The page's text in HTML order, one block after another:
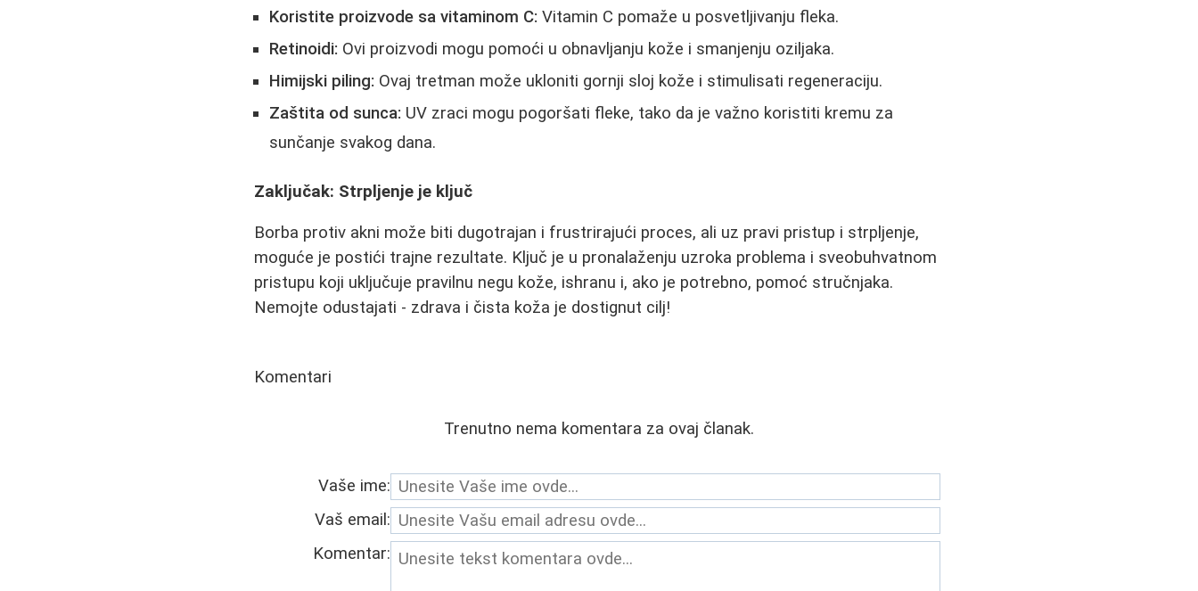
Koristite proizvode sa vitaminom C: Vitamin C pomaže u posvetljivanju fleka.
Retinoidi: Ovi proizvodi mogu pomoći u obnavljanju kože i smanjenju oziljaka.
Himijski piling: Ovaj tretman može ukloniti gornji sloj kože i stimulisati regeneraciju.
Zaštita od sunca: UV zraci mogu pogoršati fleke, tako da je važno koristiti kremu za
sunčanje svakog dana.
Zaključak: Strpljenje je ključ
Borba protiv akni može biti dugotrajan i frustrirajući proces, ali uz pravi pristup i strpljenje,
moguće je postići trajne rezultate. Ključ je u pronalaženju uzroka problema i sveobuhvatnom
pristupu koji uključuje pravilnu negu kože, ishranu i, ako je potrebno, pomoć stručnjaka.
Nemojte odustajati - zdrava i čista koža je dostignut cilj!
Komentari
Trenutno nema komentara za ovaj članak.
Vaše ime:
Vaš email:
Komentar: